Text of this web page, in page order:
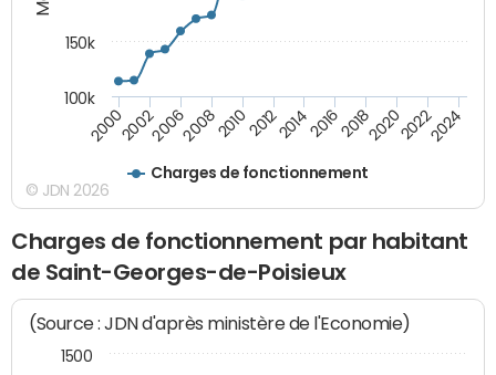
Charges de fonctionnement
200020022006200820102012201420162018202020222024
100k
150k
© JDN 2026
Charges de fonctionnement par habitant
de Saint-Georges-de-Poisieux
(Source : JDN d'après ministère de l'Economie)
1500